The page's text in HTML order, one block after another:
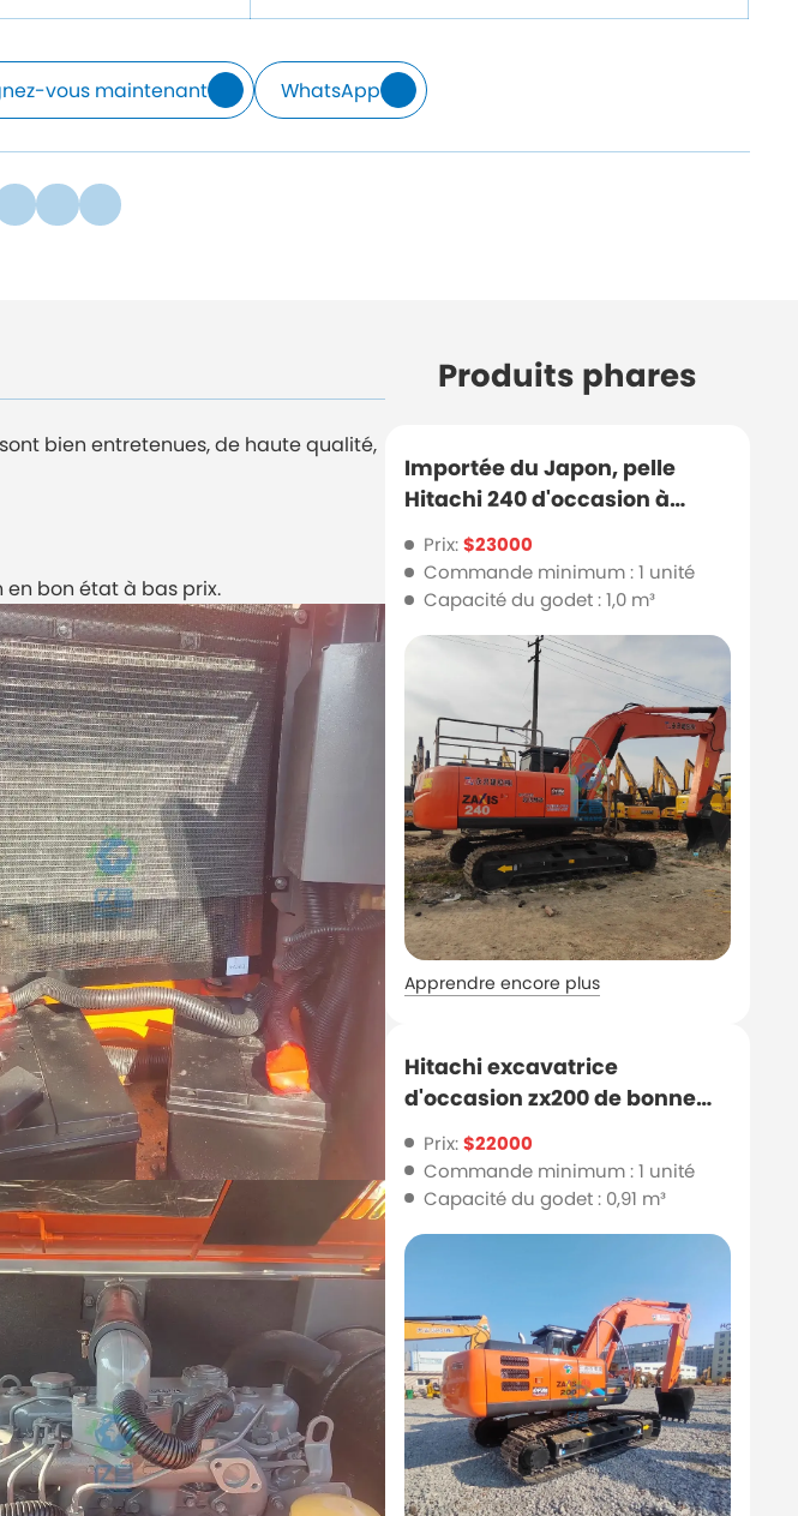
vous maintenant WhatsApp
bien entretenues, de haute qualité,
bon état à bas prix.
Produits phares
Importée du Japon, pelle
Hitachi 240 d'occasion à
vendre
Prix:$23000
Commande minimum : 1 unité
Capacité du godet : 1,0 m³
Apprendre encore plus
Hitachi excavatrice
d'occasion zx200 de bonne
qualité à bas prix pour
l'approvisionnement
Prix:$22000
Commande minimum : 1 unité
Capacité du godet : 0,91 m³